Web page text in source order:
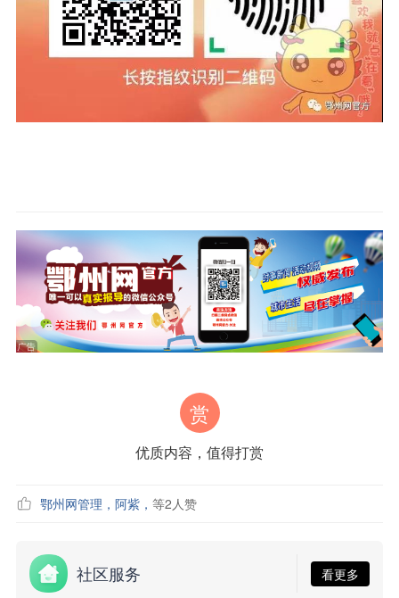
赏
优质内容，值得打赏
鄂州网管理 ， 阿紫 ， 等2人赞
社区服务 看更多